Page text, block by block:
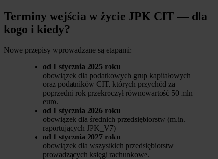
Terminy wejścia w życie JPK CIT — dla
kogo i kiedy?
Nowe przepisy wprowadzane są etapami:
od 1 stycznia 2025 roku
obowiązek dla podatkowych grup kapitałowych
oraz podatników CIT, których przychód za
poprzedni rok przekroczył równowartość 50 mln
euro.
od 1 stycznia 2026 roku
obowiązek dla średnich przedsiębiorstw (m.in.
raportujących JPK_V7)
od 1 stycznia 2027 roku
obowiązek dla wszystkich przedsiębiorstw
prowadzących księgi rachunkowe.